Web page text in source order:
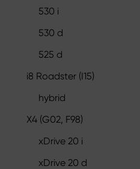
530 i
530 d
525 d
i8 Roadster (I15)
hybrid
X4 (G02, F98)
xDrive 20 i
xDrive 20 d